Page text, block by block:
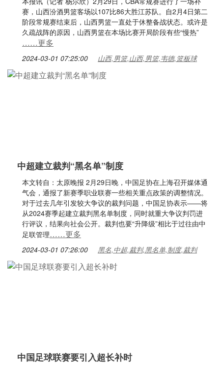
赛，山西汾酒男篮客场以107比86大胜江苏队。自2月4日第二
阶段常规赛结束后，山西男篮一直处于休整备战状态。或许是
久疏战阵的原因，山西男篮在本场比赛开局阶段有些“慢热”
……更多
2024-03-01 07:25:00 山西,男篮,山西,男篮,韦德,篮板球
中超建立裁判“黑名单”制度
本文转自：太原晚报 2月29日晚，中国足协在上海召开媒体通
气会，通报了新赛季职业联赛一些相关重点政策的调整情况。
对于过去几年引发较大争议的裁判问题，中国足协表示——将
从2024赛季起建立裁判黑名单制度，同时就重大争议判罚进
行评议，结果向社会公开。裁判也要“升降级”相比于过往由中
足联管理……更多
2024-03-01 07:26:00 黑名,中超,裁判,黑名单,制度,裁判
中国足球联赛要引入超长补时